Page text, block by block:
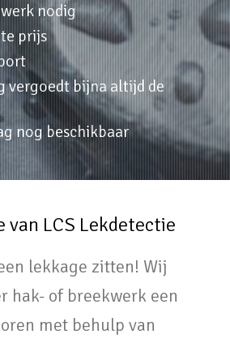
nodig
prijs
vergoedt bijna altijd de
nog beschikbaar
van LCS Lekdetectie
lekkage zitten! Wij
hak- of breekwerk een
met behulp van